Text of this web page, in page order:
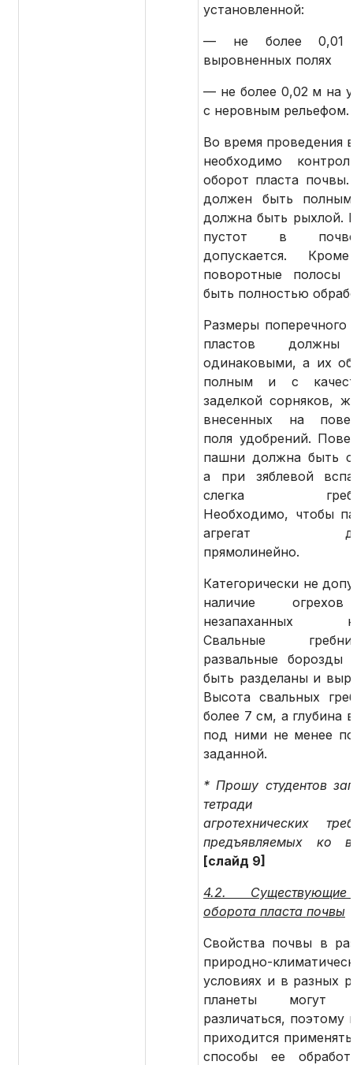
установленной:
— не более
выровненных полях
— не более 0,02 м на
с неровным рельефом.
Во время проведения
необходимо
оборот пласта
должен быть
должна быть рыхлой.
пустот в
допускается.
поворотные полосы
быть полностью
Размеры поперечного
пластов
одинаковыми, а их
полным и с
заделкой сорняков,
внесенных на
поля удобрений.
пашни должна быть
а при зяблевой
слегка
Необходимо, чтобы
агрегат
прямолинейно.
Категорически не
наличие
незапаханных
Свальные
развальные борозды
быть разделаны и
Высота свальных
более 7 см, а глубина
под ними не менее
заданной.
* Прошу студентов
тетради
агротехнических
предъявляемых ко
[слайд 9]
4.2.
оборота пласта почвы
Свойства почвы в
природно-
условиях и в разных
планеты могут
различаться, поэтому
приходится
способы ее